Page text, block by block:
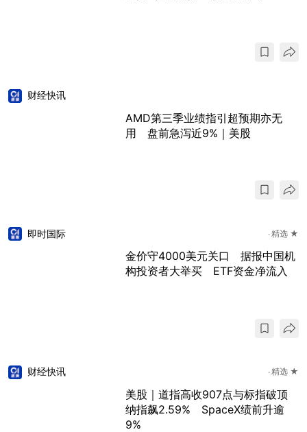
财经快讯
AMD第三季业绩指引超预期亦无
用 盘前急泻近9%｜美股
即时国际 精选 ★
金价守4000美元关口 据报中国机
构投资者大举买 ETF资金净流入
财经快讯 精选 ★
美股｜道指高收907点与标指破顶
纳指飙2.59% SpaceX绩前升逾
9%